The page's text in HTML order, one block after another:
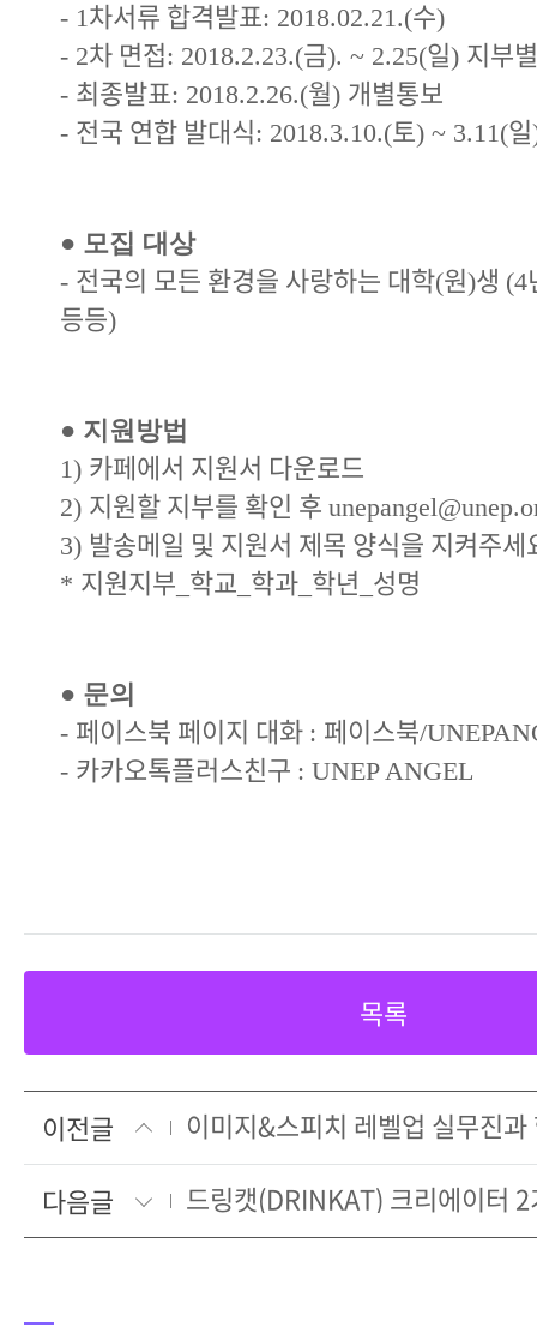
- 1 차서류 합격발표: 2018.02.21.(수)
- 2차 면접: 2018.2.23.(금). ~ 2.25(일) 지부
- 최종발표: 2018.2.26.(월) 개별통보
- 전국 연합 발대식: 2018.3.10.(토) ~ 3.11(일
● 모집 대상
- 전국의 모든 환경을 사랑하는 대학(원)생 (4
등등)
● 지원방법
1) 카페에서 지원서 다운로드
2) 지원할 지부를 확인 후
3) 발송메일 및 지원서 제목 양식을 지켜주세
* 지원지부 학교 학과 학년 성명
● 문의
- 페이스북 페이지 대화 : 페이스북/
- 카카오톡플러스친구 : UNEP ANGEL
목록
이전글
다음글
드링캣(DRINKAT) 크리에이터